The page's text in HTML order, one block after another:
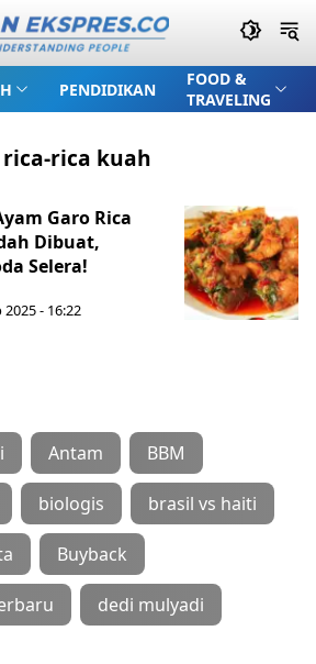
PENDIDIKAN
FOOD &
TRAVELING
rica kuah
Garo Rica
Dibuat,
Selera!
2025 - 16:22
Antam BBM
biologis brasil vs haiti
Buyback
dedi mulyadi